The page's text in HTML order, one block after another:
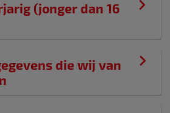
(jonger dan 16
die wij van